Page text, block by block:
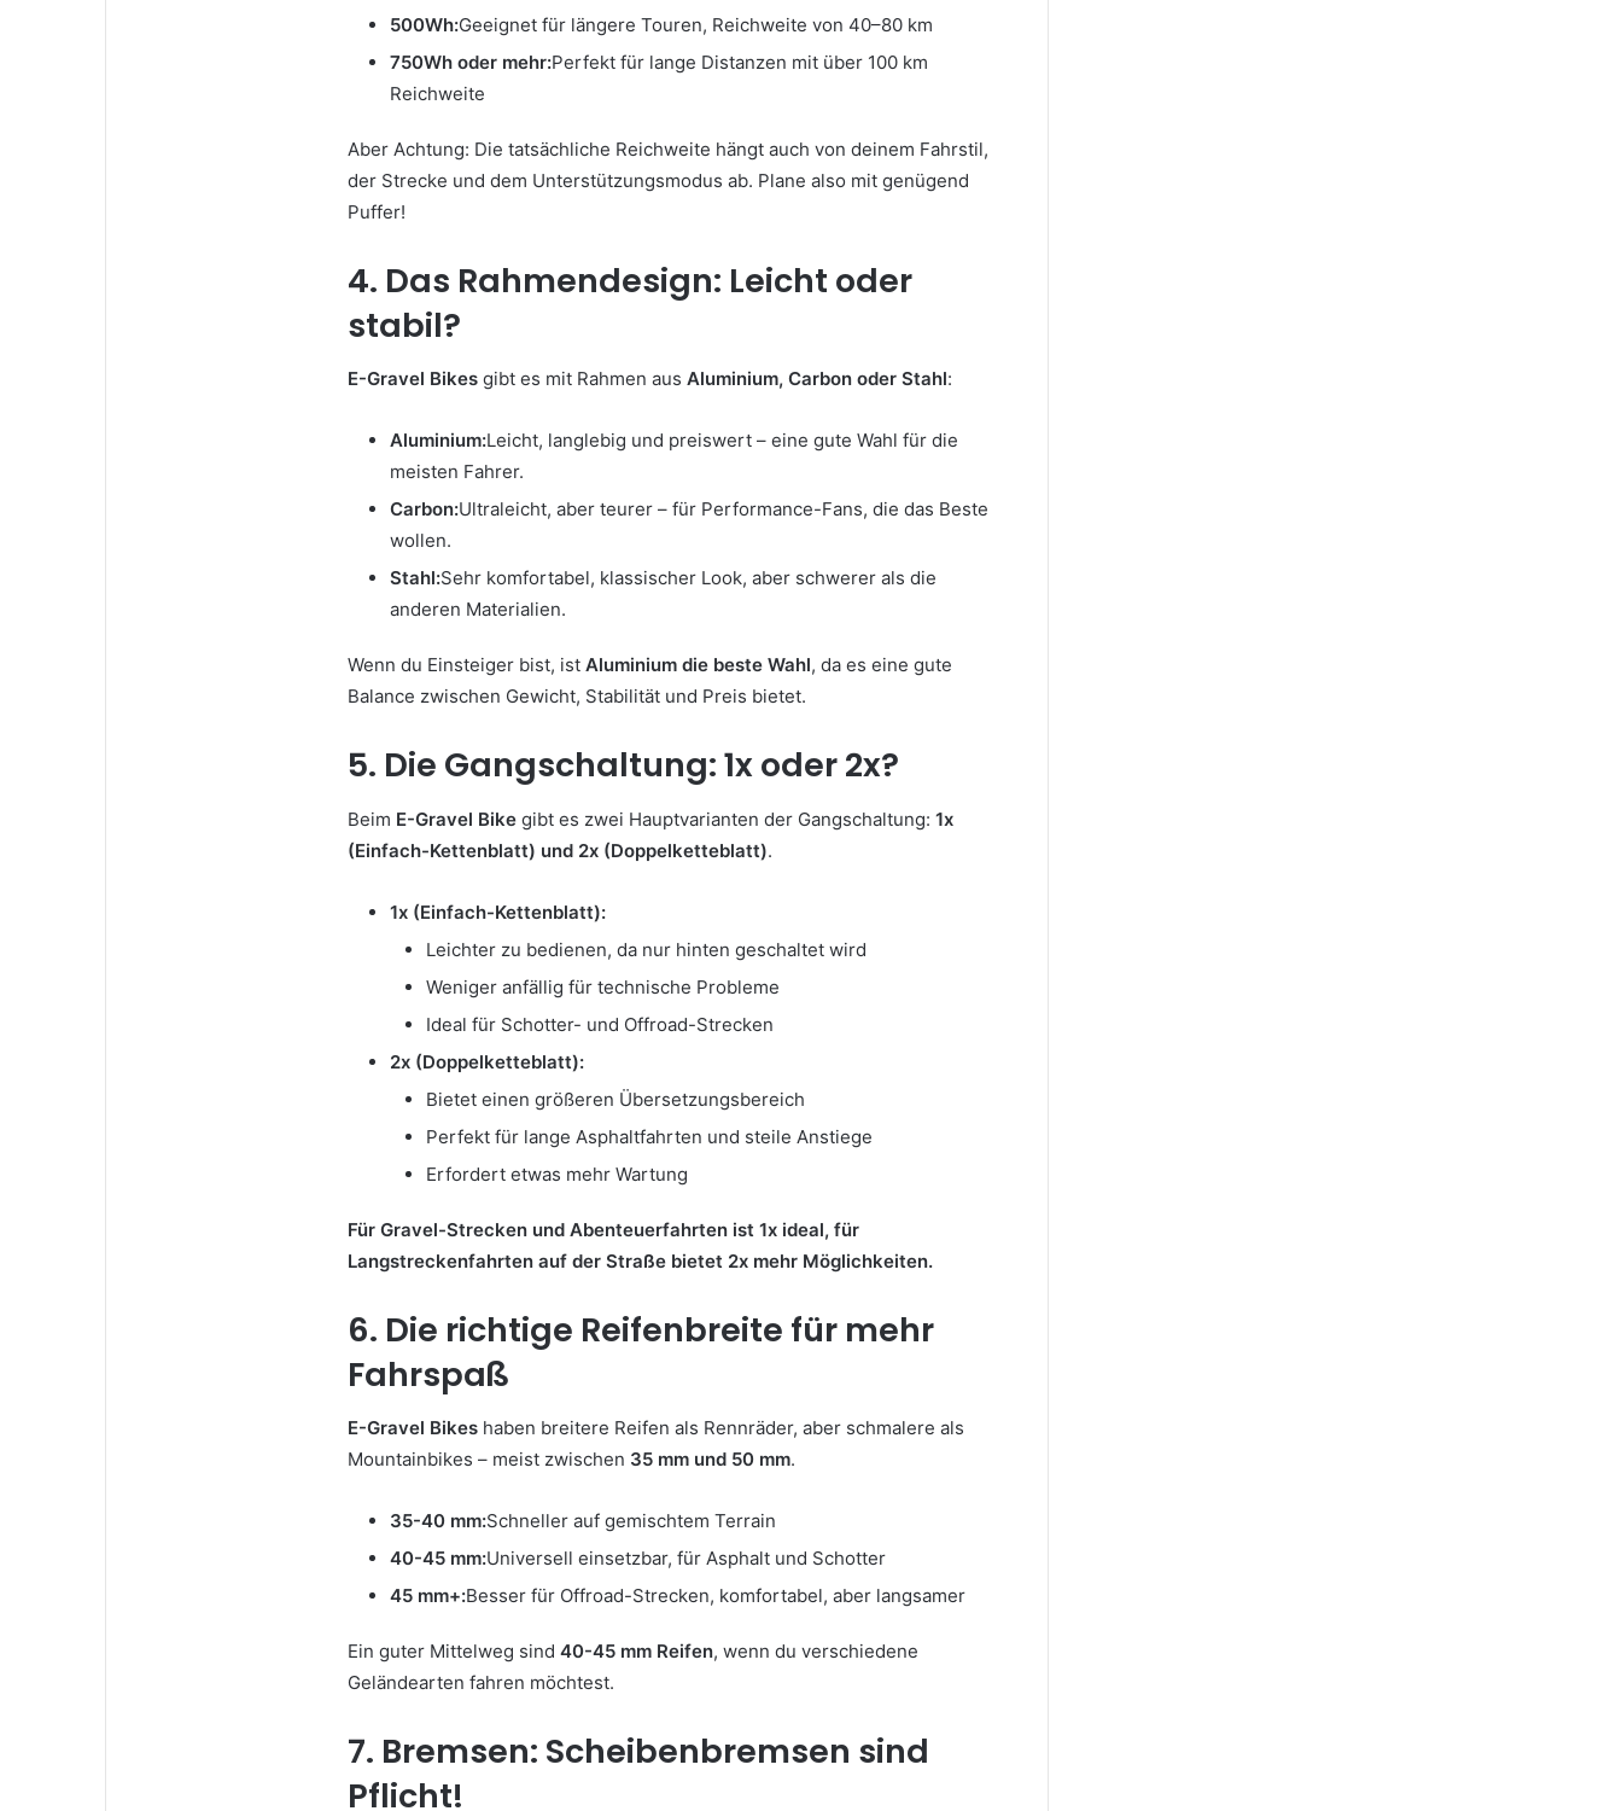
500Wh:Geeignet für längere Touren, Reichweite von 40–80 km
750Wh oder mehr:Perfekt für lange Distanzen mit über 100 km
Reichweite
Aber Achtung: Die tatsächliche Reichweite hängt auch von deinem Fahrstil,
der Strecke und dem Unterstützungsmodus ab. Plane also mit genügend
Puffer!
4. Das Rahmendesign: Leicht oder
stabil?
E-Gravel Bikes gibt es mit Rahmen aus Aluminium, Carbon oder Stahl:
Aluminium:Leicht, langlebig und preiswert – eine gute Wahl für die
meisten Fahrer.
Carbon:Ultraleicht, aber teurer – für Performance-Fans, die das Beste
wollen.
Stahl:Sehr komfortabel, klassischer Look, aber schwerer als die
anderen Materialien.
Wenn du Einsteiger bist, ist Aluminium die beste Wahl, da es eine gute
Balance zwischen Gewicht, Stabilität und Preis bietet.
5. Die Gangschaltung: 1x oder 2x?
Beim E-Gravel Bike gibt es zwei Hauptvarianten der Gangschaltung: 1x
(Einfach-Kettenblatt) und 2x (Doppelketteblatt).
1x (Einfach-Kettenblatt):
Leichter zu bedienen, da nur hinten geschaltet wird
Weniger anfällig für technische Probleme
Ideal für Schotter- und Offroad-Strecken
2x (Doppelketteblatt):
Bietet einen größeren Übersetzungsbereich
Perfekt für lange Asphaltfahrten und steile Anstiege
Erfordert etwas mehr Wartung
Für Gravel-Strecken und Abenteuerfahrten ist 1x ideal, für
Langstreckenfahrten auf der Straße bietet 2x mehr Möglichkeiten.
6. Die richtige Reifenbreite für mehr
Fahrspaß
E-Gravel Bikes haben breitere Reifen als Rennräder, aber schmalere als
Mountainbikes – meist zwischen 35 mm und 50 mm.
35-40 mm:Schneller auf gemischtem Terrain
40-45 mm:Universell einsetzbar, für Asphalt und Schotter
45 mm+:Besser für Offroad-Strecken, komfortabel, aber langsamer
Ein guter Mittelweg sind 40-45 mm Reifen, wenn du verschiedene
Geländearten fahren möchtest.
7. Bremsen: Scheibenbremsen sind
Pflicht!